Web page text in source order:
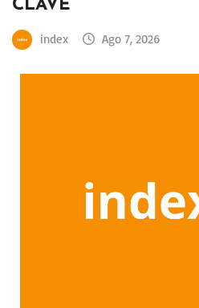
CLAVE
index Ago 7, 2026